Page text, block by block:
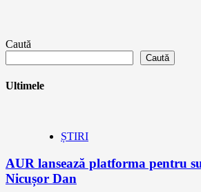
Caută
Caută
Ultimele
ȘTIRI
AUR lansează platforma pentru
Nicușor Dan